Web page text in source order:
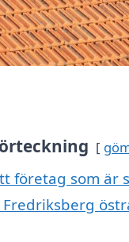
företag som är